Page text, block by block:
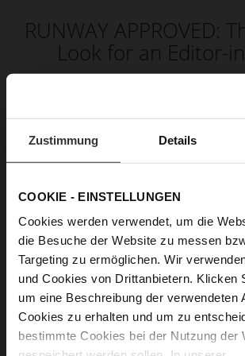
Zustimmung Details
COOKIE - EINSTELLUNGEN
Cookies werden verwendet, um die
die Besuche der Website zu messen
Targeting zu ermöglichen. Wir
und Cookies von Drittanbietern. Klicken
um eine Beschreibung der verwendeten
Cookies zu erhalten und um zu
bestimmte Cookies bei der Nutzung der
RUNWAY APPROVED:
Look for an Editor-
Timeless elegance with modern
statement
create
giving every outfit a
fashion aesthetics, this look
professionalism with glamour
elegant, and absolutely